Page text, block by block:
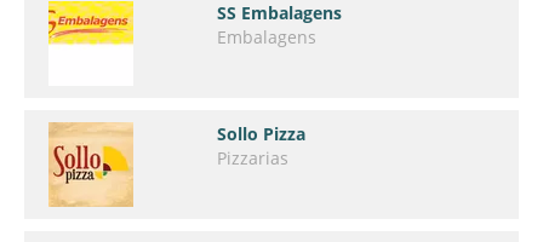
SS Embalagens
Embalagens
Sollo Pizza
Pizzarias